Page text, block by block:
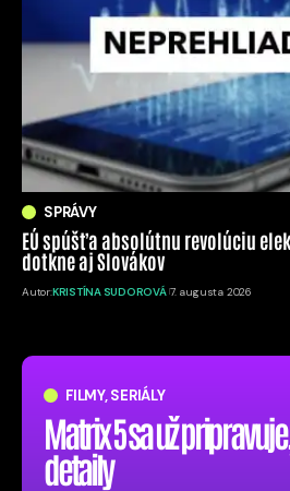
FILMY, SERIÁLY
Matrix 5 sa už
detaily
SPRÁVY
EÚ spúšťa absolútnu revolúciu
dotkne aj Slovákov
Autor:KRISTÍNA SUDOROVÁ 7. augusta 2026